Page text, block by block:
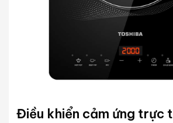
Điều khiển cảm ứng trực